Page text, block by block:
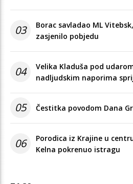
03
Borac savladao ML
zasjenilo pobjedu
04
Velika Kladuša pod
nadljudskim naporima
05 Čestitka povodom Dana
06
Porodica iz Krajine u
Kelna pokrenuo istragu